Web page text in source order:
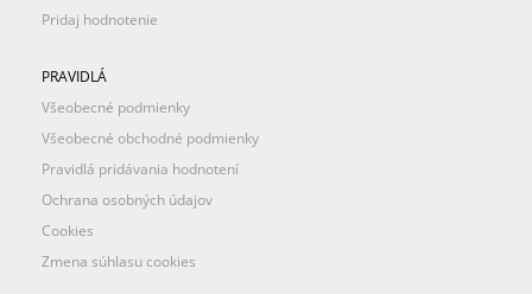
Pridaj hodnotenie
PRAVIDLÁ
Všeobecné podmienky
Všeobecné obchodné podmienky
Pravidlá pridávania hodnotení
Ochrana osobných údajov
Cookies
Zmena súhlasu cookies